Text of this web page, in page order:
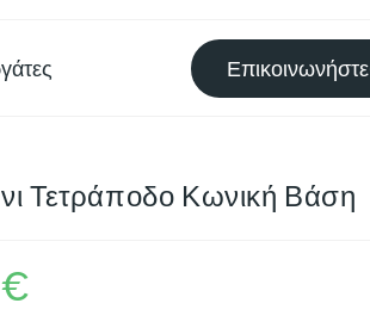
Επικοινωνήστε
Τετράποδο Κωνική Βάση
€